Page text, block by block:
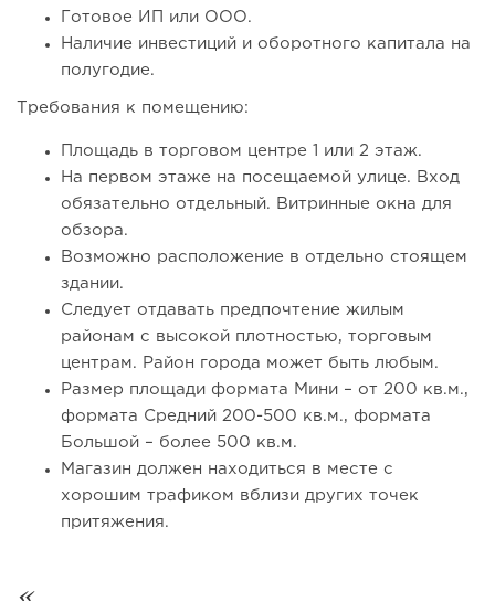
154
Франшиза кафе: рейтинг лучших франшиз общепита для
открытия заведения
137
модели производства...
Готовое ИП или ООО.
Наличие инвестиций и оборотного капитала на
полугодие.
Требования к помещению:
Площадь в торговом центре 1 или 2 этаж.
На первом этаже на посещаемой улице. Вход
обязательно отдельный. Витринные окна для
обзора.
Возможно расположение в отдельно стоящем
здании.
Следует отдавать предпочтение жилым
районам с высокой плотностью, торговым
центрам. Район города может быть любым.
Размер площади формата Мини – от 200 кв.м.,
формата Средний 200-500 кв.м., формата
Большой – более 500 кв.м.
Магазин должен находиться в месте с
хорошим трафиком вблизи других точек
притяжения.